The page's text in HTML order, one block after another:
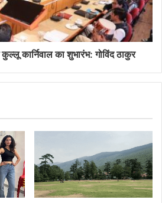
कार्निवाल का शुभारंभ: गोविंद ठाकुर